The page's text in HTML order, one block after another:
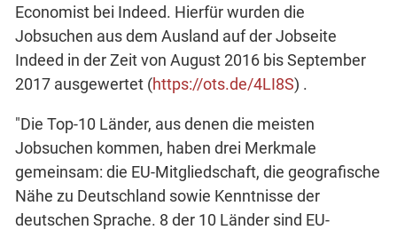
Economist bei Indeed. Hierfür wurden die
Jobsuchen aus dem Ausland auf der Jobseite
Indeed in der Zeit von August 2016 bis September
2017 ausgewertet (https://ots.de/4LI8S) .
"Die Top-10 Länder, aus denen die meisten
Jobsuchen kommen, haben drei Merkmale
gemeinsam: die EU-Mitgliedschaft, die geografische
Nähe zu Deutschland sowie Kenntnisse der
deutschen Sprache. 8 der 10 Länder sind EU-